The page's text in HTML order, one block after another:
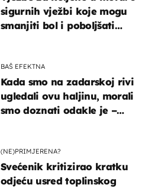
sigurnih vježbi koje mogu
smanjiti bol i poboljšati
BAŠ EFEKTNA
Kada smo na zadarskoj rivi
ugledali ovu haljinu, morali
smo doznati odakle je –
(NE)PRIMJERENA?
Svećenik kritizirao kratku
odjeću usred toplinskog